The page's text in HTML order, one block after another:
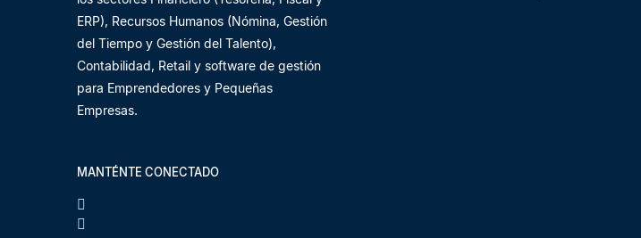
ERP), Recursos Humanos (Nómina, Gestión
del Tiempo y Gestión del Talento),
Contabilidad, Retail y software de gestión
para Emprendedores y Pequeñas
Empresas.
MANTÉNTE CONECTADO